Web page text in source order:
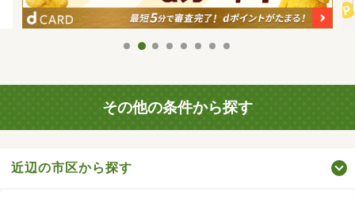
その他の条件から探す
近辺の市区から探す